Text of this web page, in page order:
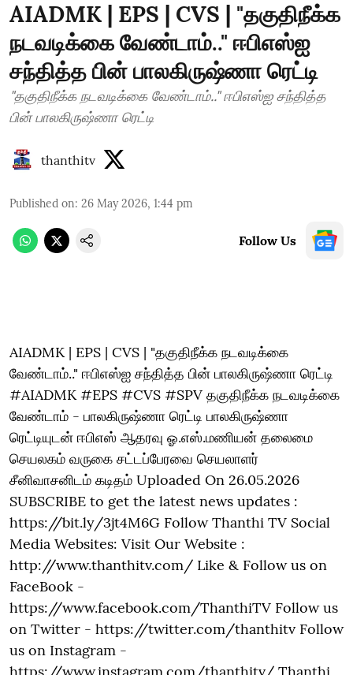
AIADMK | EPS | CVS | "தகுதிநீக்க
நடவடிக்கை வேண்டாம்.." ஈபிஎஸ்ஐ
சந்தித்த பின் பாலகிருஷ்ணா ரெட்டி
"தகுதிநீக்க நடவடிக்கை வேண்டாம்.." ஈபிஎஸ்ஐ சந்தித்த
பின் பாலகிருஷ்ணா ரெட்டி
thanthitv
Published on: 26 May 2026, 1:44 pm
Follow Us
AIADMK | EPS | CVS | "தகுதிநீக்க நடவடிக்கை
வேண்டாம்.." ஈபிஎஸ்ஐ சந்தித்த பின் பாலகிருஷ்ணா ரெட்டி
#AIADMK #EPS #CVS #SPV தகுதிநீக்க நடவடிக்கை
வேண்டாம் - பாலகிருஷ்ணா ரெட்டி பாலகிருஷ்ணா
ரெட்டியுடன் ஈபிஎஸ் ஆதரவு ஓ.எஸ்.மணியன் தலைமை
செயலகம் வருகை சட்டப்பேரவை செயலாளர்
சீனிவாசனிடம் கடிதம் Uploaded On 26.05.2026
SUBSCRIBE to get the latest news updates :
https://bit.ly/3jt4M6G Follow Thanthi TV Social
Media Websites: Visit Our Website :
http://www.thanthitv.com/ Like & Follow us on
FaceBook -
https://www.facebook.com/ThanthiTV Follow us
on Twitter - https://twitter.com/thanthitv Follow
us on Instagram -
https://www.instagram.com/thanthitv/ Thanthi